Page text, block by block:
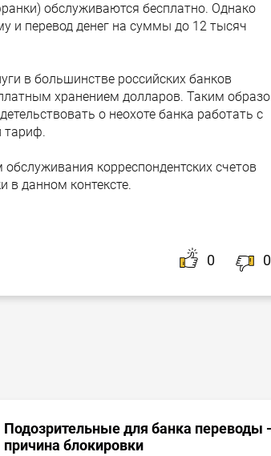
обслуживаются бесплатно. Однако
и перевод денег на суммы до 12 тысяч
в большинстве российских банков
хранением долларов. Таким
о неохоте банка работать с
тариф.
корреспондентских счетов
в данном контексте.
0 0
Подозрительные для банка переводы -
причина блокировки